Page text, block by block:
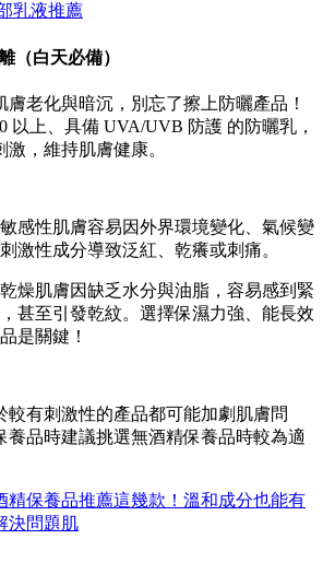
乳液推薦
（白天必備）
膚老化與暗沉，別忘了擦上防曬產品！
以上、具備 UVA/UVB 防護 的防曬乳，
激，維持肌膚健康。
敏感性肌膚容易因外界環境變化、氣候變
激性成分導致泛紅、乾癢或刺痛。
乾燥肌膚因缺乏水分與油脂，容易感到緊
甚至引發乾紋。選擇保濕力強、能長效
是關鍵！
較有刺激性的產品都可能加劇肌膚問
養品時建議挑選無酒精保養品時較為適
精保養品推薦這幾款！溫和成分也能有
決問題肌